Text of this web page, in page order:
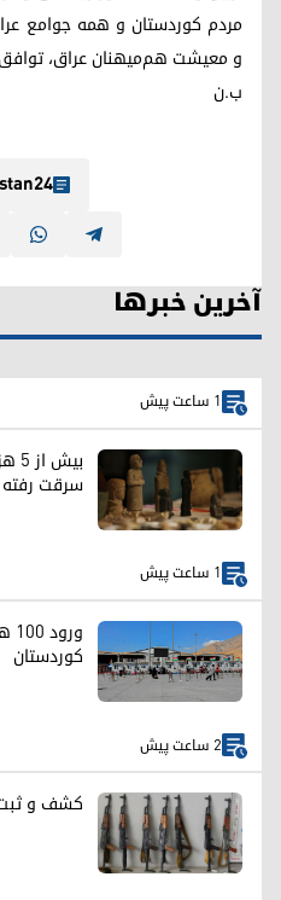
مردم کوردستان و همه جوامع
و معیشت هم‌میهنان عراق،
ب.ن
آخرین خبرها
1 ساعت پیش
سرقت
1 ساعت پیش
کوردستان
2 ساعت پیش
کشف و ثبت بیش از ۲۵